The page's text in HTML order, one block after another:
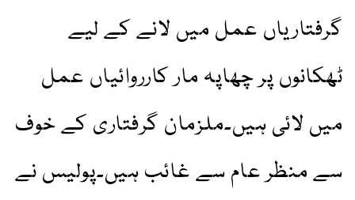
گرفتاریاں عمل میں لانے کے لیے
ٹھکانوں پر چھاپہ مار کارروائیاں عمل
میں لائی ہیں۔ملزمان گرفتاری کے خوف
سے منظر عام سے غائب ہیں۔پولیس نے